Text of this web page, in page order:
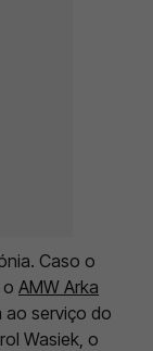
Caso o
AMW Arka
ao serviço do
Wasiek, o